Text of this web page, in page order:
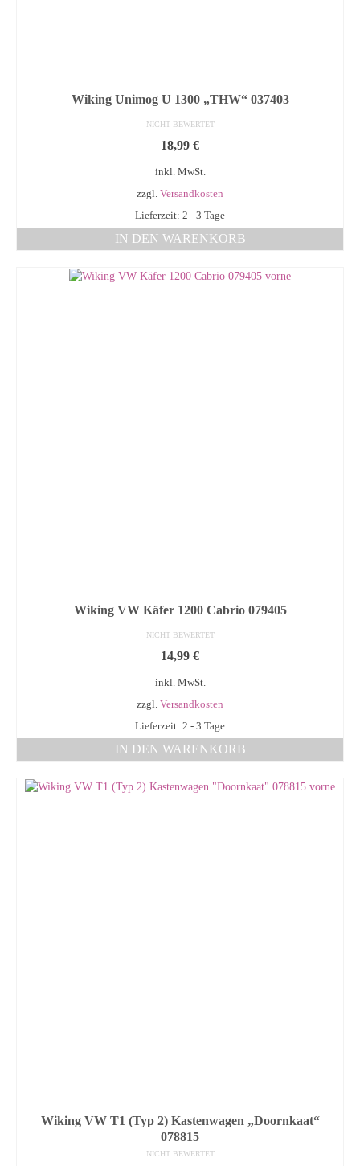
Wiking Unimog U 1300 „THW“ 037403
NICHT BEWERTET
18,99 €
inkl. MwSt.
zzgl. Versandkosten
Lieferzeit: 2 - 3 Tage
IN DEN WARENKORB
Wiking VW Käfer 1200 Cabrio 079405
NICHT BEWERTET
14,99 €
inkl. MwSt.
zzgl. Versandkosten
Lieferzeit: 2 - 3 Tage
IN DEN WARENKORB
Wiking VW T1 (Typ 2) Kastenwagen „Doornkaat“
078815
NICHT BEWERTET